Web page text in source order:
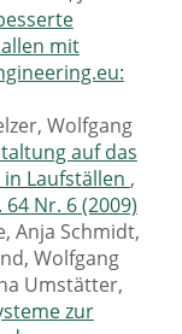
mit
Wolfgang
auf das
Laufställen ,
Nr. 6 (2009)
Anja Schmidt,
Wolfgang
Umstätter,
zur